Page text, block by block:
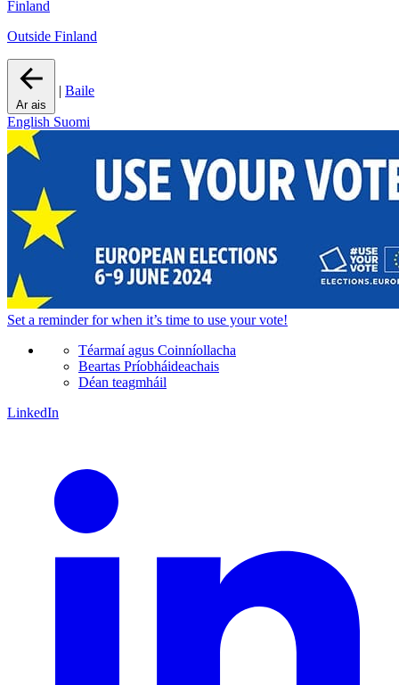
Finland
Outside Finland
Ar ais
| Baile
English Suomi
Set a reminderfor when it’s time to use your vote!
Téarmaí agus Coinníollacha
Beartas Príobháideachais
Déan teagmháil
LinkedIn